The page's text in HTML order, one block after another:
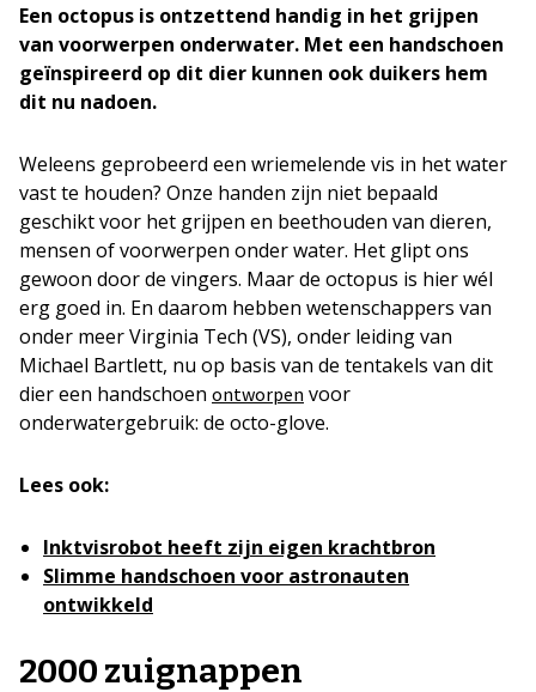
Een octopus is ontzettend handig in het grijpen
van voorwerpen onderwater. Met een handschoen
geïnspireerd op dit dier kunnen ook duikers hem
dit nu nadoen.
Weleens geprobeerd een wriemelende vis in het water
vast te houden? Onze handen zijn niet bepaald
geschikt voor het grijpen en beethouden van dieren,
mensen of voorwerpen onder water. Het glipt ons
gewoon door de vingers. Maar de octopus is hier wél
erg goed in. En daarom hebben wetenschappers van
onder meer Virginia Tech (VS), onder leiding van
Michael Bartlett, nu op basis van de tentakels van dit
dier een handschoen ontworpen voor
onderwatergebruik: de octo-glove.
Lees ook:
Inktvisrobot heeft zijn eigen krachtbron
Slimme handschoen voor astronauten
ontwikkeld
2000 zuignappen